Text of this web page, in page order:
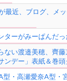
最近、ブログ、メ
ターがみーぱんだっ
ない渡邉美穂、齊
ンデー」表紙＆巻
A型・高瀬愛奈A型